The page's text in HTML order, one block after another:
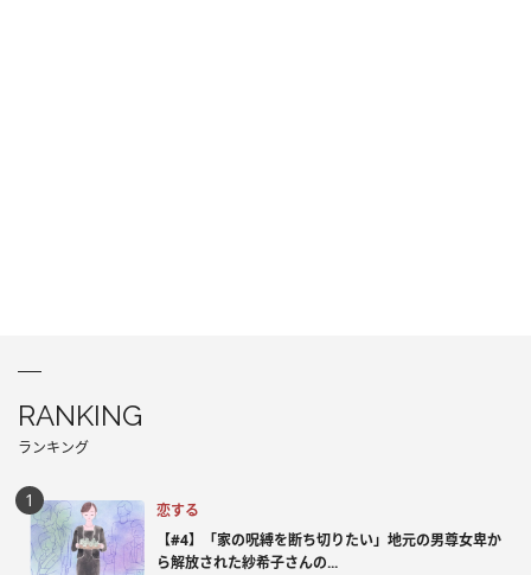
RANKING
ランキング
恋する
【#4】「家の呪縛を断ち切りたい」地元の男尊女卑か
ら解放された紗希子さんの...